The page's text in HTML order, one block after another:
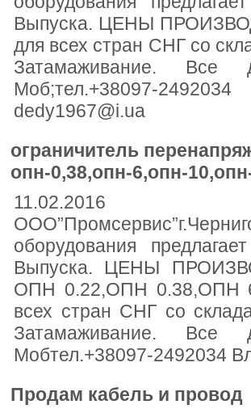
Выпуска. ЦЕНЫ
для всех стран СНГ со
Затамаживание. Все
Моб;тел.+38097-
dedy1967@i.ua
ограничитель
опн-0,38,опн-6,опн-
11.02.2016
оборудования
Выпуска. ЦЕНЫ
ОПН 0.22,ОПН 0.38,ОПН
всех стран СНГ со
Затамаживание. Все
Мобтел.+38097-2492034
Продам кабель и провод